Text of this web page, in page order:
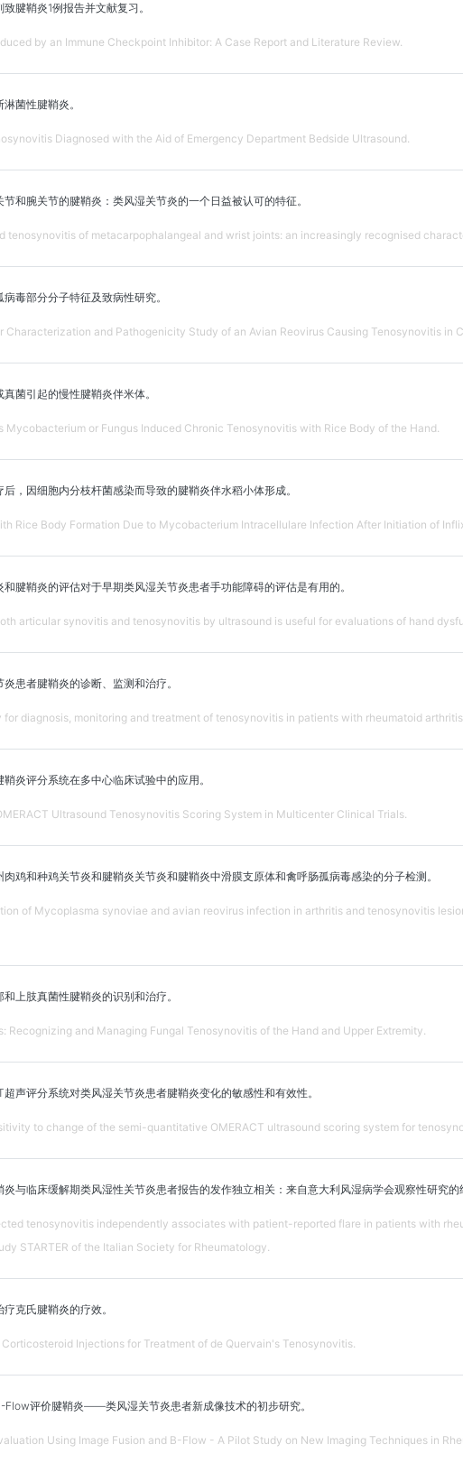
腱鞘炎1例报告并文献复习。
by an Immune Checkpoint Inhibitor: A Case Report and Literature Review.
菌性腱鞘炎。
Diagnosed with the Aid of Emergency Department Bedside Ultrasound.
和腕关节的腱鞘炎：类风湿关节炎的一个日益被认可的特征。
tenosynovitis of metacarpophalangeal and wrist joints: an increasingly recognised
毒部分分子特征及致病性研究。
Characterization and Pathogenicity Study of an Avian Reovirus Causing Tenosynovitis in
菌引起的慢性腱鞘炎伴米体。
Mycobacterium or Fungus Induced Chronic Tenosynovitis with Rice Body of the Hand.
，因细胞内分枝杆菌感染而导致的腱鞘炎伴水稻小体形成。
Rice Body Formation Due to Mycobacterium Intracellulare Infection After Initiation of
腱鞘炎的评估对于早期类风湿关节炎患者手功能障碍的评估是有用的。
articular synovitis and tenosynovitis by ultrasound is useful for evaluations of hand
患者腱鞘炎的诊断、监测和治疗。
for diagnosis, monitoring and treatment of tenosynovitis in patients with rheumatoid
炎评分系统在多中心临床试验中的应用。
Ultrasound Tenosynovitis Scoring System in Multicenter Clinical Trials.
肉鸡和种鸡关节炎和腱鞘炎关节炎和腱鞘炎中滑膜支原体和禽呼肠孤病毒感染的分子检测。
of Mycoplasma synoviae and avian reovirus infection in arthritis and tenosynovitis
上肢真菌性腱鞘炎的识别和治疗。
Recognizing and Managing Fungal Tenosynovitis of the Hand and Upper Extremity.
声评分系统对类风湿关节炎患者腱鞘炎变化的敏感性和有效性。
to change of the semi-quantitative OMERACT ultrasound scoring system for
炎与临床缓解期类风湿性关节炎患者报告的发作独立相关：来自意大利风湿病学会观察性研究的
tenosynovitis independently associates with patient-reported flare in patients with
STARTER of the Italian Society for Rheumatology.
克氏腱鞘炎的疗效。
Injections for Treatment of de Quervain's Tenosynovitis.
Flow评价腱鞘炎——类风湿关节炎患者新成像技术的初步研究。
Using Image Fusion and B-Flow - A Pilot Study on New Imaging Techniques in